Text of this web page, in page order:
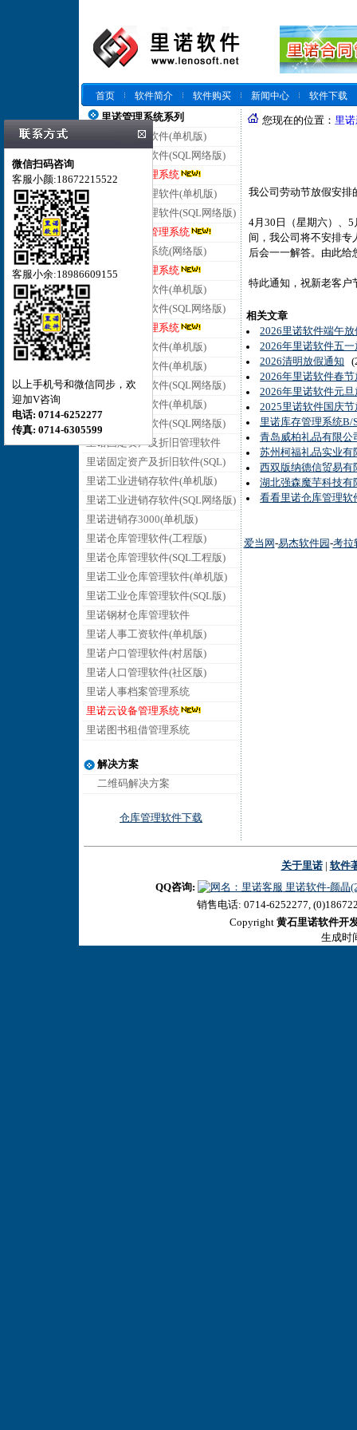
首页 软件简介 软件购买 新闻中心
软件下载
里诺管理系统系列
里诺仓库管理软件(单机版)
里诺仓库管理软件(SQL网络版)
里诺云仓库管理系统
里诺进销存管理软件(单机版)
里诺进销存管理软件(SQL网络版)
里诺云进销存管理系统
里诺客户管理系统(网络版)
里诺云客户管理系统
里诺合同管理软件(单机版)
里诺合同管理软件(SQL网络版)
里诺云合同管理系统
里诺会员管理软件(单机版)
里诺销售管理软件(单机版)
里诺销售管理软件(SQL网络版)
里诺采购管理软件(单机版)
里诺采购管理软件(SQL网络版)
里诺固定资产及折旧管理软件
里诺固定资产及折旧软件(SQL)
里诺工业进销存软件(单机版)
里诺工业进销存软件(SQL网络版)
里诺进销存3000(单机版)
里诺仓库管理软件(工程版)
里诺仓库管理软件(SQL工程版)
里诺工业仓库管理软件(单机版)
里诺工业仓库管理软件(SQL版)
里诺钢材仓库管理软件
里诺人事工资软件(单机版)
里诺户口管理软件(村居版)
里诺人口管理软件(社区版)
里诺人事档案管理系统
里诺云设备管理系统
里诺图书租借管理系统
解决方案
二维码解决方案
仓库管理软件下载
您现在的位置： 里
我公司劳动节放假安排
4月30日（星期六）、
间，我公司将不安排专
后会一一解答。由此给
特此通知，祝新老客户
相关文章
2026里诺软件端午
2026年里诺软件五
2026清明放假通知
2026年里诺软件春
2026年里诺软件元
2025里诺软件国庆
里诺库存管理系统B/
青岛威柏礼品有限公
苏州柯福礼品实业有
西双版纳德信贸易有
湖北强森魔芋科技有
看看里诺仓库管理软
爱当网 -易杰软件园 -考拉
关于里诺| 软件
QQ咨询:
里诺软件-颜晶
微信扫码咨询
客服小颜:18672215522
客服小余:18986609155
以上手机号和微信同步，欢
迎加V咨询
电话: 0714-6252277
传真: 0714-6305599
销售电话: 0714-6252277,
Copyright 黄石里诺软件开
生成时